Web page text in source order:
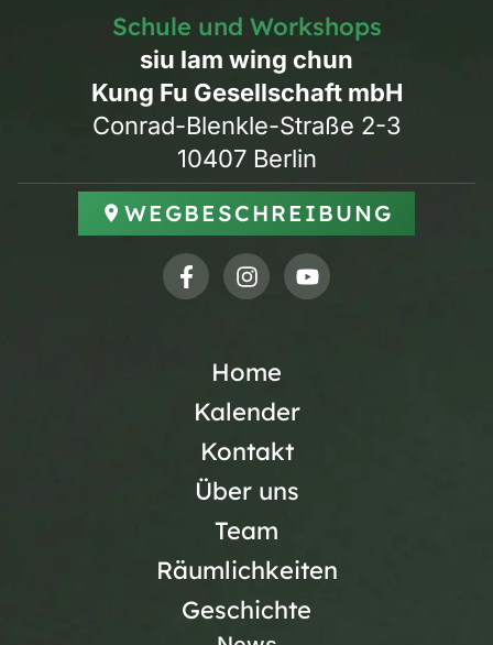
Schule und Workshops
siu lam wing chun
Kung Fu Gesellschaft mbH
Conrad-Blenkle-Straße 2-3
10407 Berlin
WEGBESCHREIBUNG
Home
Kalender
Kontakt
Über uns
Team
Räumlichkeiten
Geschichte